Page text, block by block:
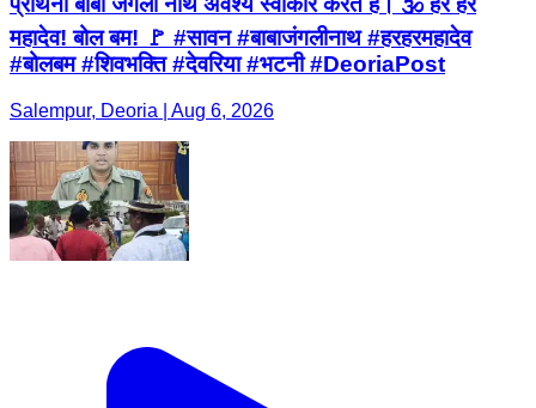
महादेव! बोल बम! 🚩 #सावन #बाबाजंगलीनाथ #हरहरमहादेव
#बोलबम #शिवभक्ति #देवरिया #भटनी #DeoriaPost
Salempur, Deoria | Aug 6, 2026